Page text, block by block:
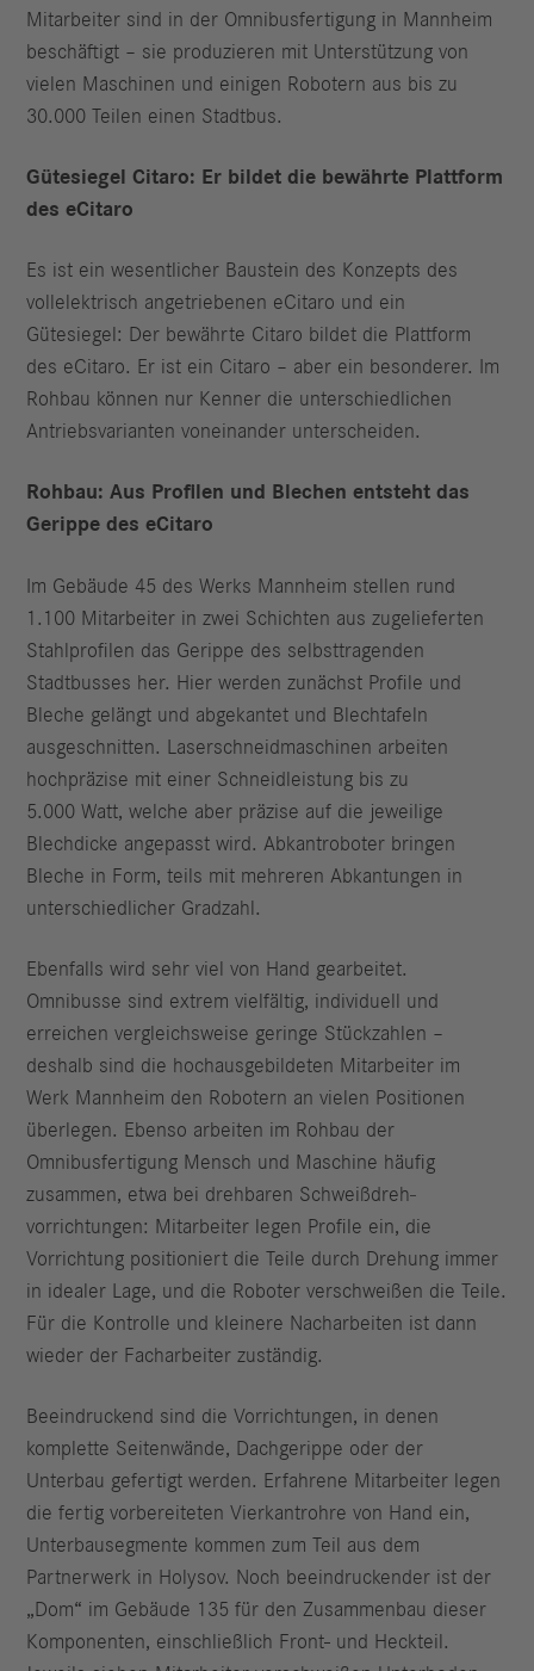
Mitarbeiter sind in der Omnibusfertigung in Mannheim
beschäftigt – sie produzieren mit Unterstützung von
vielen Maschinen und einigen Robotern aus bis zu
30.000 Teilen einen Stadtbus.
Gütesiegel Citaro: Er bildet die bewährte Plattform
des eCitaro
Es ist ein wesentlicher Baustein des Konzepts des
vollelektrisch angetriebenen eCitaro und ein
Gütesiegel: Der bewährte Citaro bildet die Plattform
des eCitaro. Er ist ein Citaro – aber ein besonderer. Im
Rohbau können nur Kenner die unterschiedlichen
Antriebsvarianten voneinander unterscheiden.
Rohbau: Aus Profilen und Blechen entsteht das
Gerippe des eCitaro
Im Gebäude 45 des Werks Mannheim stellen rund
1.100 Mitarbeiter in zwei Schichten aus zugelieferten
Stahlprofilen das Gerippe des selbsttragenden
Stadtbusses her. Hier werden zunächst Profile und
Bleche gelängt und abgekantet und Blechtafeln
ausgeschnitten. Laserschneidmaschinen arbeiten
hochpräzise mit einer Schneidleistung bis zu
5.000 Watt, welche aber präzise auf die jeweilige
Blechdicke angepasst wird. Abkantroboter bringen
Bleche in Form, teils mit mehreren Abkantungen in
unterschiedlicher Gradzahl.
Ebenfalls wird sehr viel von Hand gearbeitet.
Omnibusse sind extrem vielfältig, individuell und
erreichen vergleichsweise geringe Stückzahlen –
deshalb sind die hochausgebildeten Mitarbeiter im
Werk Mannheim den Robotern an vielen Positionen
überlegen. Ebenso arbeiten im Rohbau der
Omnibusfertigung Mensch und Maschine häufig
zusammen, etwa bei drehbaren Schweißdreh­
vorrichtungen: Mitarbeiter legen Profile ein, die
Vorrichtung positioniert die Teile durch Drehung immer
in idealer Lage, und die Roboter verschweißen die Teile.
Für die Kontrolle und kleinere Nacharbeiten ist dann
wieder der Facharbeiter zuständig.
Beeindruckend sind die Vorrichtungen, in denen
komplette Seitenwände, Dachgerippe oder der
Unterbau gefertigt werden. Erfahrene Mitarbeiter legen
die fertig vorbereiteten Vierkantrohre von Hand ein,
Unterbausegmente kommen zum Teil aus dem
Partnerwerk in Holysov. Noch beeindruckender ist der
„Dom“ im Gebäude 135 für den Zusammenbau dieser
Komponenten, einschließlich Front- und Heckteil.